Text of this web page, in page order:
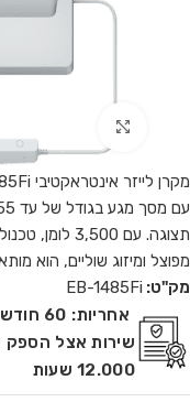
מפוצל ומיזוג שוליים, הוא
מק"ט: EB-1485Fi
אחריות:
60
שירות אצל הספק
12.000 שעות